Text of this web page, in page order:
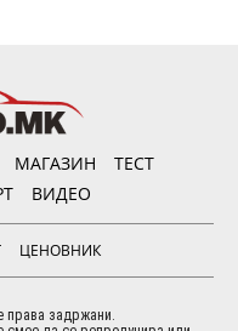
МАГАЗИН
ТЕСТ
ВИДЕО
ЦЕНОВНИК
права задржани.